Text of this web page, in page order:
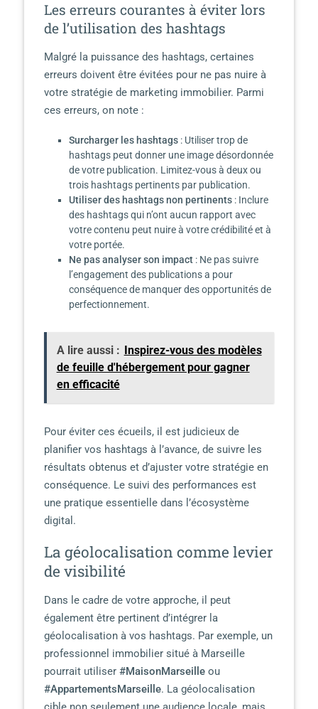
Les erreurs courantes à éviter lors
de l’utilisation des hashtags
Malgré la puissance des hashtags, certaines
erreurs doivent être évitées pour ne pas nuire à
votre stratégie de marketing immobilier. Parmi
ces erreurs, on note :
Surcharger les hashtags: Utiliser trop de
hashtags peut donner une image désordonnée
de votre publication. Limitez-vous à deux ou
trois hashtags pertinents par publication.
Utiliser des hashtags non pertinents: Inclure
des hashtags qui n’ont aucun rapport avec
votre contenu peut nuire à votre crédibilité et à
votre portée.
Ne pas analyser son impact: Ne pas suivre
l’engagement des publications a pour
conséquence de manquer des opportunités de
perfectionnement.
A lire aussi : Inspirez-vous des modèles
de feuille d'hébergement pour gagner
en efficacité
Pour éviter ces écueils, il est judicieux de
planifier vos hashtags à l’avance, de suivre les
résultats obtenus et d’ajuster votre stratégie en
conséquence. Le suivi des performances est
une pratique essentielle dans l’écosystème
digital.
La géolocalisation comme levier
de visibilité
Dans le cadre de votre approche, il peut
également être pertinent d’intégrer la
géolocalisation à vos hashtags. Par exemple, un
professionnel immobilier situé à Marseille
pourrait utiliser #MaisonMarseilleou
#AppartementsMarseille. La géolocalisation